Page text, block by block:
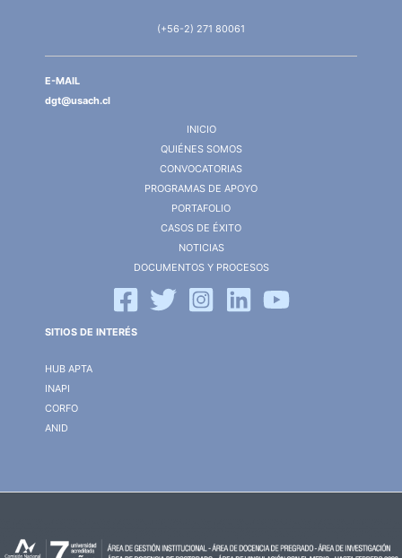
(+56-2) 271 80061
E-MAIL
dgt@usach.cl
INICIO
QUIÉNES SOMOS
CONVOCATORIAS
PROGRAMAS DE APOYO
PORTAFOLIO
CASOS DE ÉXITO
NOTICIAS
DOCUMENTOS Y PROCESOS
SITIOS DE INTERÉS
HUB APTA
INAPI
CORFO
ANID